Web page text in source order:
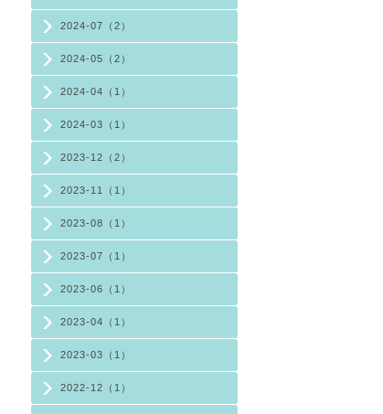
2024-07（2）
2024-05（2）
2024-04（1）
2024-03（1）
2023-12（2）
2023-11（1）
2023-08（1）
2023-07（1）
2023-06（1）
2023-04（1）
2023-03（1）
2022-12（1）